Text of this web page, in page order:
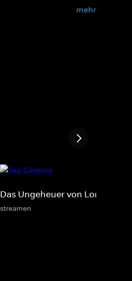
mehr
Das Ungeheuer von London
streamen